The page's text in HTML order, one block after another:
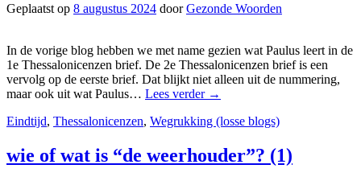
Geplaatst op 8 augustus 2024 doorGezonde Woorden
In de vorige blog hebben we met name gezien wat Paulus leert in de
1e Thessalonicenzen brief. De 2e Thessalonicenzen brief is een
vervolg op de eerste brief. Dat blijkt niet alleen uit de nummering,
maar ook uit wat Paulus… Lees verder →
Eindtijd, Thessalonicenzen, Wegrukking (losse blogs)
wie of wat is “de weerhouder”? (1)